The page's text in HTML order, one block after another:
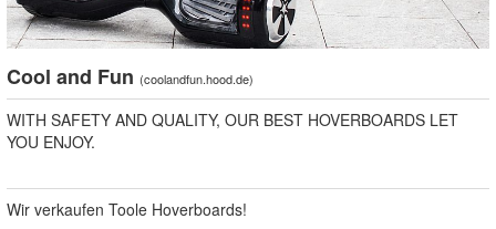
Cool and Fun (coolandfun.hood.de)
WITH SAFETY AND QUALITY, OUR BEST HOVERBOARDS LET
YOU ENJOY.
Wir verkaufen Toole Hoverboards!